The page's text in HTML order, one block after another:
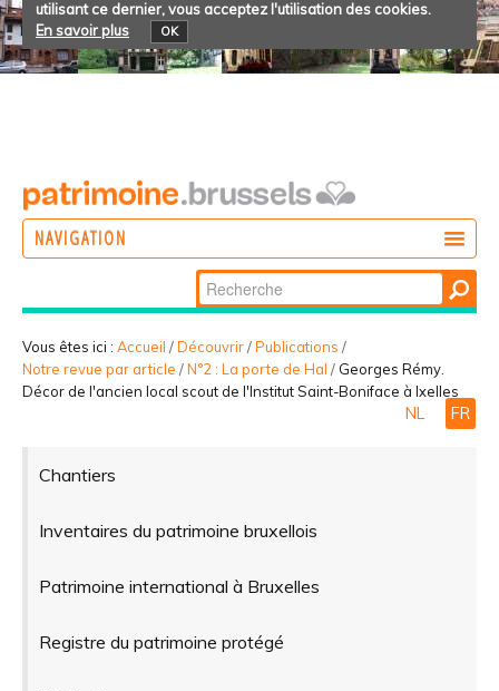
utilisant ce dernier, vous acceptez l'utilisation des cookies.
En savoir plus
OK
NAVIGATION
PARTICIPER
Chercher par
Recherche
avancée…
Vous êtes ici : Accueil /Découvrir/Publications /
Notre revue par article /N°2 : La porte de Hal / Georges Rémy.
Décor de l'ancien local scout de l'Institut Saint-Boniface à Ixelles
NL FR
Chantiers
Inventaires du patrimoine bruxellois
Patrimoine international à Bruxelles
Registre du patrimoine protégé